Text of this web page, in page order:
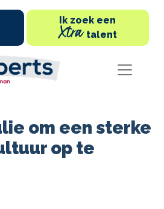
Ik zoek een
Xtratalent
om een sterke
op te